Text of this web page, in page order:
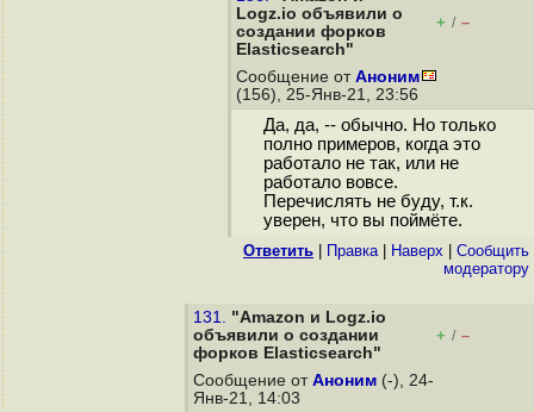
Logz.io объявили о
создании форков
Elasticsearch"
+ / –
Сообщение от Аноним
(156), 25-Янв-21, 23:56
Да, да, -- обычно. Но только
полно примеров, когда это
работало не так, или не
работало вовсе.
Перечислять не буду, т.к.
уверен, что вы поймёте.
Ответить Правка| Наверх
Cообщить
модератору
131. "Amazon и Logz.io
объявили о создании
форков Elasticsearch"
+ / –
Сообщение от Аноним (-), 24-
Янв-21, 14:03